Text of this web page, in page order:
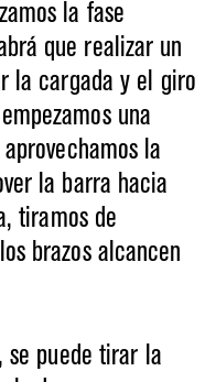
la fase
que realizar un
la cargada y el giro
una
la
la barra hacia
tiramos de
brazos alcancen
se puede tirar la